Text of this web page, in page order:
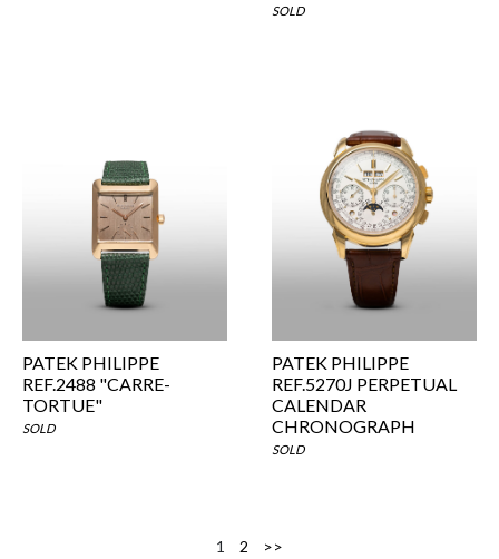
SOLD
PATEK PHILIPPE
REF.2488 "CARRE-
TORTUE"
SOLD
PATEK PHILIPPE
REF.5270J PERPETUAL
CALENDAR
CHRONOGRAPH
SOLD
1 2 >>